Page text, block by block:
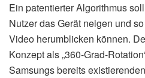
Ein patentierter Algorithmus
Nutzer das Gerät neigen und
Video herumblicken können.
Konzept als „360-Grad-
Samsungs bereits